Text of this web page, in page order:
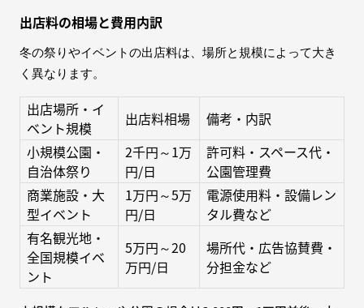
出店料の相場と費用内訳
冬の祭りやイベントの出店料は、場所と規模によって大き
く異なります。
出店場所・イ
ベント規模
出店料相場
備考・内訳
小規模公園・
自治体祭り
2千円～1万
円/日
許可料・スペース代・
公園管理費
商業施設・大
型イベント
1万円～5万
円/日
電源使用料・設備レン
タル費など
有名観光地・
全国規模イベ
ント
5万円～20
万円/日
場所代・広告協賛費・
分担金など